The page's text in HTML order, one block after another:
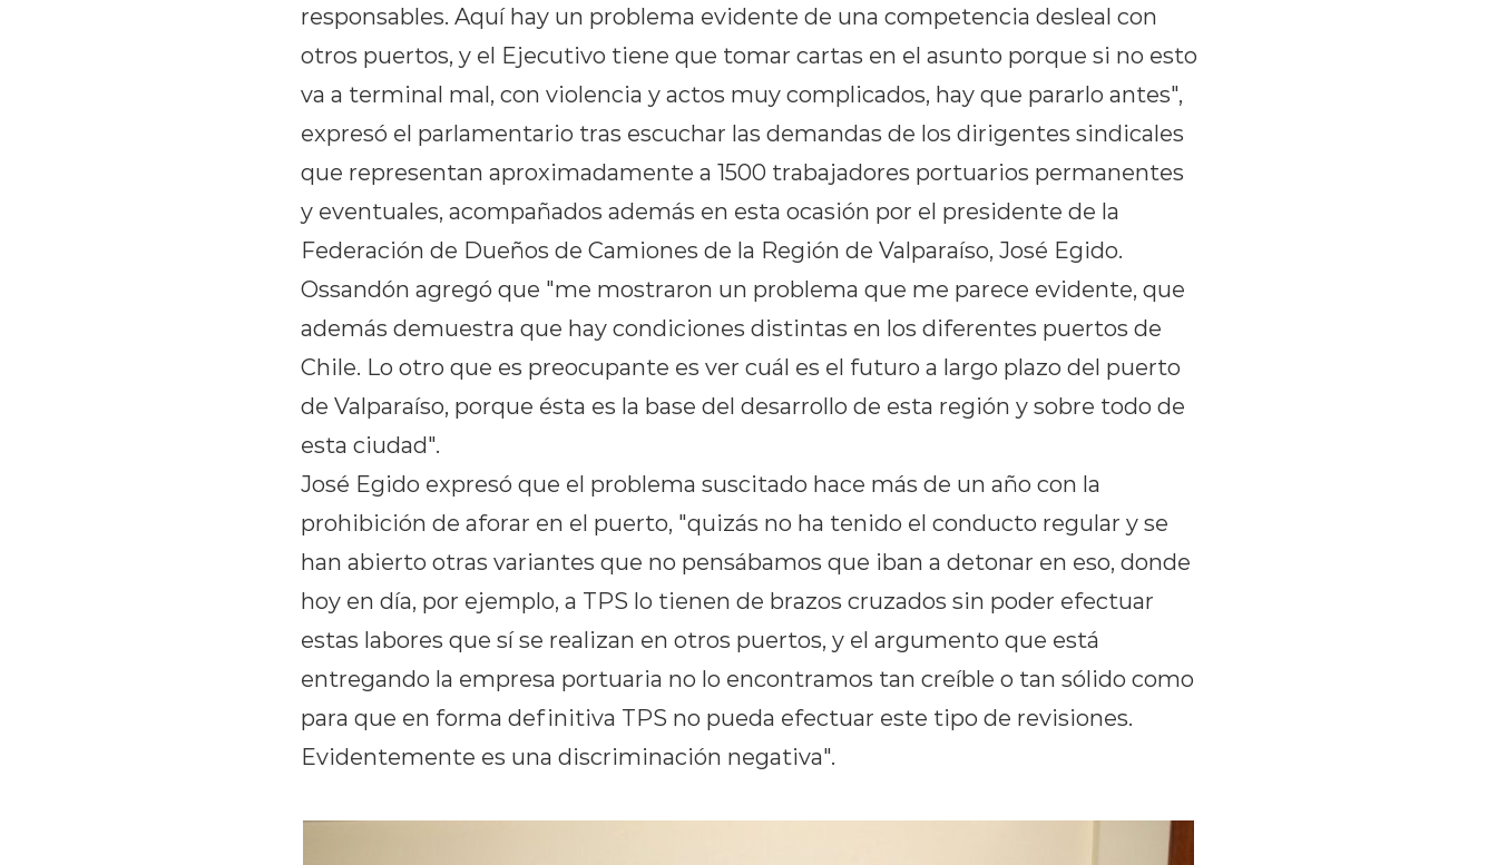
responsables. Aquí hay un problema evidente de una competencia desleal con
otros puertos, y el Ejecutivo tiene que tomar cartas en el asunto porque si no esto
va a terminal mal, con violencia y actos muy complicados, hay que pararlo antes",
expresó el parlamentario tras escuchar las demandas de los dirigentes sindicales
que representan aproximadamente a 1500 trabajadores portuarios permanentes
y eventuales, acompañados además en esta ocasión por el presidente de la
Federación de Dueños de Camiones de la Región de Valparaíso, José Egido.
Ossandón agregó que "me mostraron un problema que me parece evidente, que
además demuestra que hay condiciones distintas en los diferentes puertos de
Chile. Lo otro que es preocupante es ver cuál es el futuro a largo plazo del puerto
de Valparaíso, porque ésta es la base del desarrollo de esta región y sobre todo de
esta ciudad".
José Egido expresó que el problema suscitado hace más de un año con la
prohibición de aforar en el puerto, "quizás no ha tenido el conducto regular y se
han abierto otras variantes que no pensábamos que iban a detonar en eso, donde
hoy en día, por ejemplo, a TPS lo tienen de brazos cruzados sin poder efectuar
estas labores que sí se realizan en otros puertos, y el argumento que está
entregando la empresa portuaria no lo encontramos tan creíble o tan sólido como
para que en forma definitiva TPS no pueda efectuar este tipo de revisiones.
Evidentemente es una discriminación negativa".